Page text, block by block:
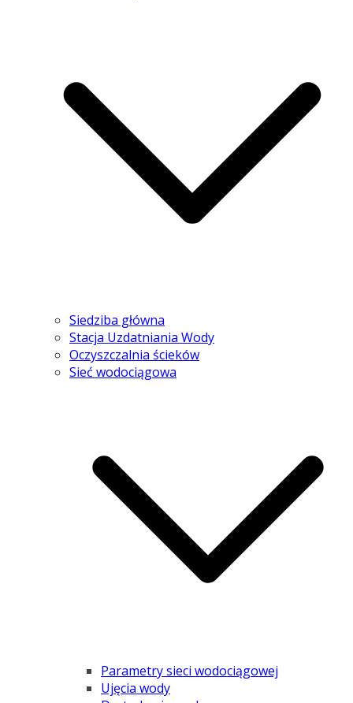
Siedziba główna
Stacja Uzdatniania Wody
Oczyszczalnia ścieków
Sieć wodociągowa
Parametry sieci wodociągowej
Ujęcia wody